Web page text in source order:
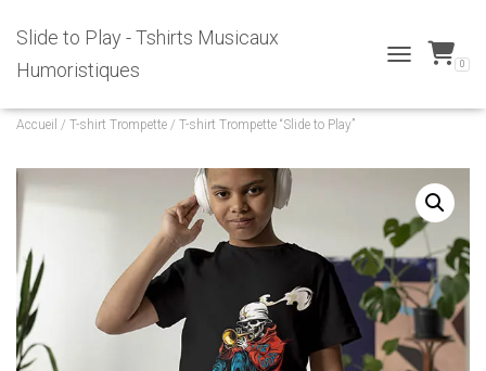
Slide to Play - Tshirts Musicaux
Humoristiques
G
I
G
A
T
I
O
0
Accueil / T-shirt Trompette / T-shirt Trompette “Slide to Play”